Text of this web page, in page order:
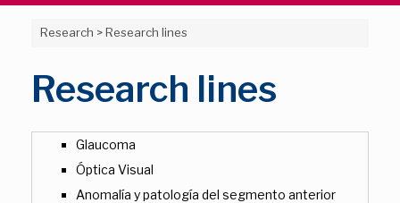
Research >Research lines
Research lines
Glaucoma
Óptica Visual
Anomalía y patología del segmento anterior